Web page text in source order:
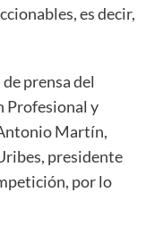
es decir,
prensa del
Profesional y
Martín,
presidente
por lo